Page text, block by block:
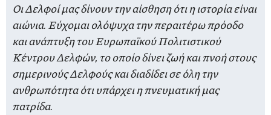
Οι Δελφοί μας δίνουν την αίσθηση ότι η ιστορία είναι
αιώνια. Εύχομαι ολόψυχα την περαιτέρω πρόοδο
και ανάπτυξη του Ευρωπαϊκού Πολιτιστικού
Κέντρου Δελφών, το οποίο δίνει ζωή και πνοή στους
σημερινούς Δελφούς και διαδίδει σε όλη την
ανθρωπότητα ότι υπάρχει η πνευματική μας
πατρίδα.